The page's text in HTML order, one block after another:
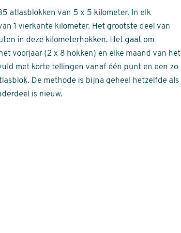
atlasblokken van 5 x 5 kilometer. In elk
1 vierkante kilometer. Het grootste deel van
in deze kilometerhokken. Het gaat om
voorjaar (2 x 8 hokken) en elke maand van het
met korte tellingen vanaf één punt en een zo
De methode is bijna geheel hetzelfde als
is nieuw.